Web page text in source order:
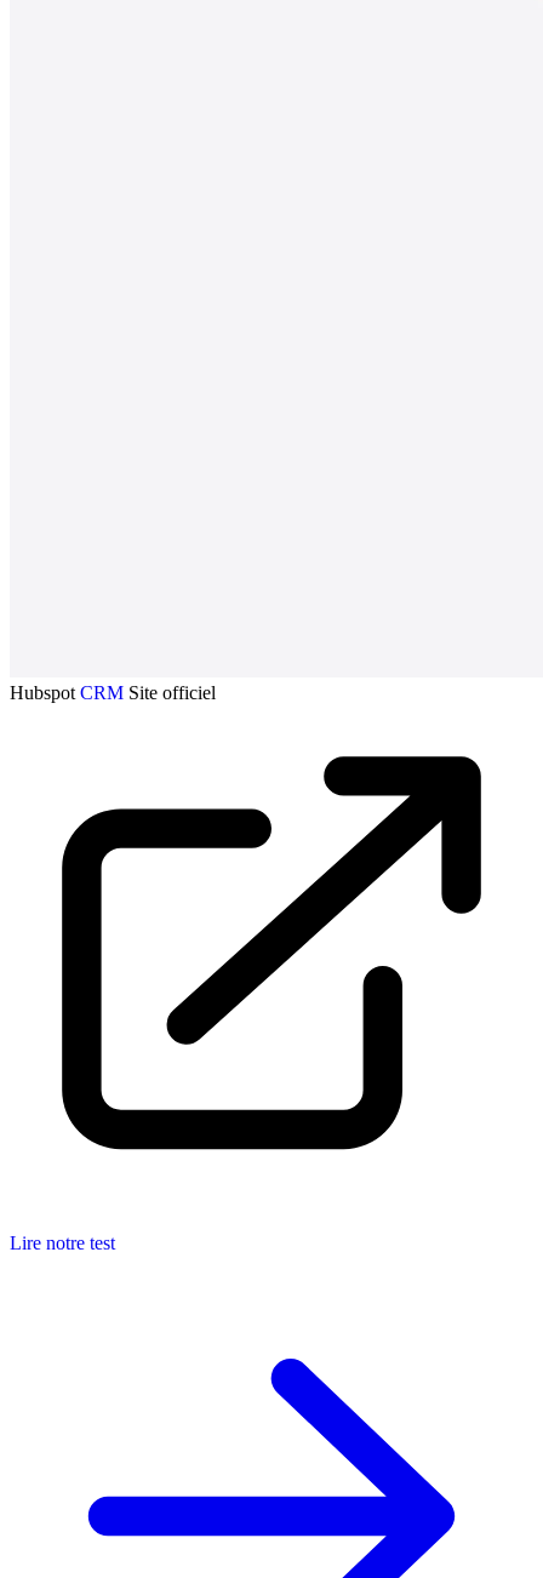
Hubspot CRM Site officiel
Lire notre test